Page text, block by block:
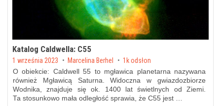
Katalog Caldwella: C55
Posted on
1 września 2023 byMarcelina Berhel 1k odsłon
O obiekcie: Caldwell 55 to mgławica planetarna nazywana
również Mgławicą Saturna. Widoczna w gwiazdozbiorze
Wodnika, znajduje się ok. 1400 lat świetlnych od Ziemi.
Ta stosunkowo mała odległość sprawia, że C55 jest …